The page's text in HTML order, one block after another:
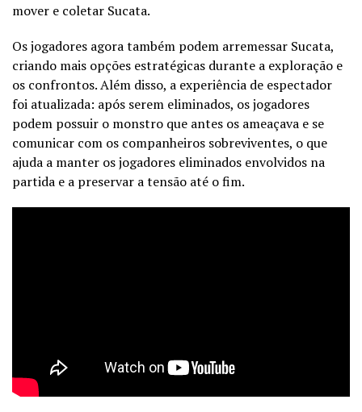
mover e coletar Sucata.
Os jogadores agora também podem arremessar Sucata,
criando mais opções estratégicas durante a exploração e
os confrontos. Além disso, a experiência de espectador
foi atualizada: após serem eliminados, os jogadores
podem possuir o monstro que antes os ameaçava e se
comunicar com os companheiros sobreviventes, o que
ajuda a manter os jogadores eliminados envolvidos na
partida e a preservar a tensão até o fim.